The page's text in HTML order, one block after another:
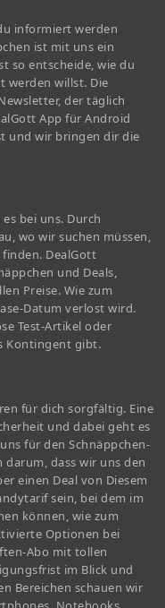
informiert werden
ist mit uns ein
so entscheide, wie du
werden willst. Die
der täglich
App für Android
und wir bringen dir die
bei uns. Durch
wo wir suchen müssen,
DealGott
und Deals,
Preise. Wie zum
Datum verlost wird.
Test-Artikel oder
Kontingent gibt.
für dich sorgfältig. Eine
und dabei geht es
für den Schnäppchen-
dass wir uns den
einen Deal von Diesem
sein, bei dem im
können, wie zum
Optionen bei
Abo mit tollen
im Blick und
Bereichen schauen wir